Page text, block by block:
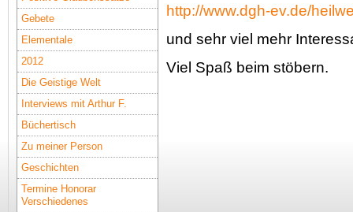
Gebete
Elementale
2012
Die Geistige Welt
Interviews mit Arthur F.
Büchertisch
Zu meiner Person
Geschichten
Termine Honorar
Verschiedenes
http://www.dgh-ev.de/
und sehr viel mehr
Viel Spaß beim stöbern.